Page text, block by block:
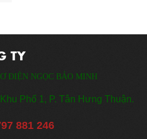
TY
ĐIỆN NGỌC BẢO MINH
Phố 1, P. Tân Hưng Thuận.
881 246